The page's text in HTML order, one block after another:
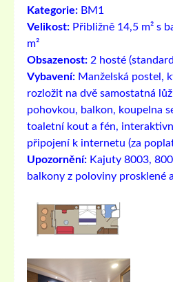
Kategorie: BM1
Velikost: Přibližně 14,5 m² s
m²
Obsazenost: 2 hosté
Vybavení: Manželská postel,
rozložit na dvě samostatná
pohovkou, balkon, koupelna
toaletní kout a fén,
připojení k internetu (za
Upozornění: Kajuty 8003,
balkony z poloviny prosklené